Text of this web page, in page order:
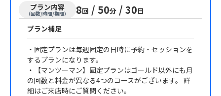
プラン内容
（回数/時間/期間） 8回 / 50分 / 30日
プラン補足
・固定プランは毎週固定の日時に予約・セッションを
するプランになります。
・【マンツーマン】固定プランはゴールド以外にも月
の回数と料金が異なる4つのコースがございます。 詳
細はご来店時にご質問ください。